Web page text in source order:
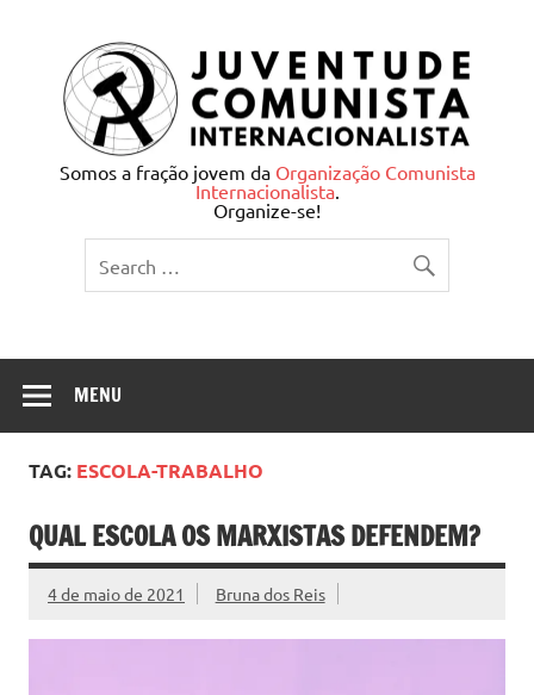
Juventude Comunista
Internacionalista
Somos a fração jovem da Organização Comunista
Internacionalista.
Organize-se!
MENU
TAG: ESCOLA-TRABALHO
QUAL ESCOLA OS MARXISTAS DEFENDEM?
4 de maio de 2021 Bruna dos Reis